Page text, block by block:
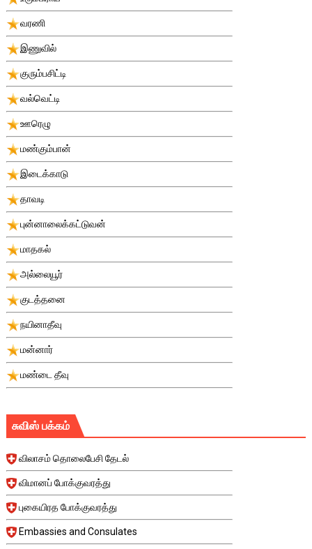
வரணி
இணுவில்
குரும்பசிட்டி
வல்வெட்டி
ஊரெழு
மண்கும்பான்
இடைக்காடு
தாவடி
புன்னாலைக்கட்டுவன்
மாதகல்
அல்லையூர்
குடத்தனை
நயினாதீவு
மன்னார்
மண்டை தீவு
சுவிஸ் பக்கம்
விலாசம் தொலைபேசி தேடல்
விமானப் போக்குவரத்து
புகையிரத போக்குவரத்து
Embassies and Consulates